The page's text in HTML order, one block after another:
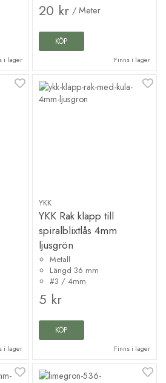
i lager
20 kr / Meter
KÖP
Finns i lager
i lager
YKK
YKK Rak kläpp till
spiralblixtlås 4mm
ljusgrön
Metall
Längd 36 mm
#3 / 4mm
5 kr
KÖP
Finns i lager